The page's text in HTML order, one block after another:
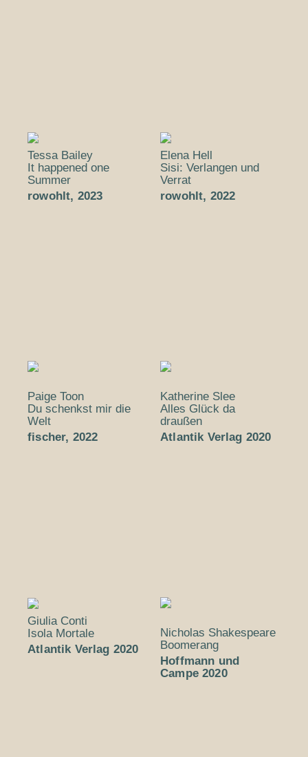
Tessa Bailey
It happened one
Summer
rowohlt, 2023
Elena Hell
Sisi: Verlangen und
Verrat
rowohlt, 2022
Paige Toon
Du schenkst mir die
Welt
fischer, 2022
Katherine Slee
Alles Glück da
draußen
Atlantik Verlag 2020
Giulia Conti
Isola Mortale
Atlantik Verlag 2020
Nicholas Shakespeare
Boomerang
Hoffmann und
Campe 2020